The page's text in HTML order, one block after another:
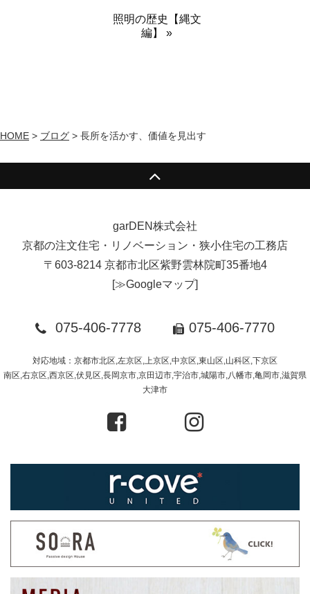
照明の歴史【縄文
編】 »
HOME > ブログ > 長所を活かす、価値を見出す
garDEN株式会社
京都の注文住宅・リノベーション・狭小住宅の工務店
〒603-8214 京都市北区紫野雲林院町35番地4
[≫Googleマップ]
075-406-7778 075-406-7770
対応地域：京都市北区,左京区,上京区,中京区,東山区,山科区,下京区
南区,右京区,西京区,伏見区,長岡京市,京田辺市,宇治市,城陽市,八幡市,亀岡市,滋賀県
大津市